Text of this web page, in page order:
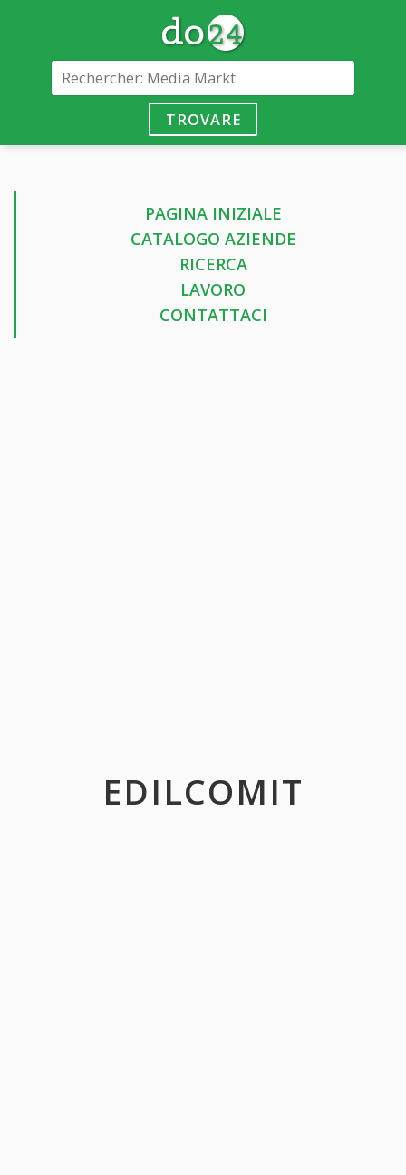
TROVARE
PAGINA INIZIALE
CATALOGO AZIENDE
RICERCA
LAVORO
CONTATTACI
EDILCOMIT